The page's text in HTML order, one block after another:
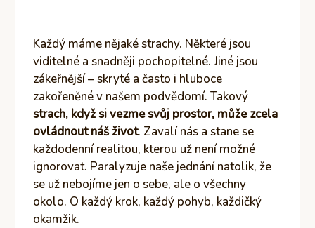
Každý máme nějaké strachy. Některé jsou
viditelné a snadněji pochopitelné. Jiné jsou
zákeřnější – skryté a často i hluboce
zakořeněné v našem podvědomí. Takový
strach, když si vezme svůj prostor, může zcela
ovládnout náš život. Zavalí nás a stane se
každodenní realitou, kterou už není možné
ignorovat. Paralyzuje naše jednání natolik, že
se už nebojíme jen o sebe, ale o všechny
okolo. O každý krok, každý pohyb, každičký
okamžik.